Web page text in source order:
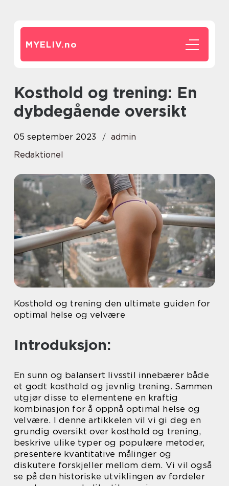
MYELIV.no
Kosthold og trening: En
dybdegående oversikt
05 september 2023
admin
Redaktionel
Kosthold og trening den ultimate guiden for
optimal helse og velvære
Introduksjon:
En sunn og balansert livsstil innebærer både
et godt kosthold og jevnlig trening. Sammen
utgjør disse to elementene en kraftig
kombinasjon for å oppnå optimal helse og
velvære. I denne artikkelen vil vi gi deg en
grundig oversikt over kosthold og trening,
beskrive ulike typer og populære metoder,
presentere kvantitative målinger og
diskutere forskjeller mellom dem. Vi vil også
se på den historiske utviklingen av fordeler